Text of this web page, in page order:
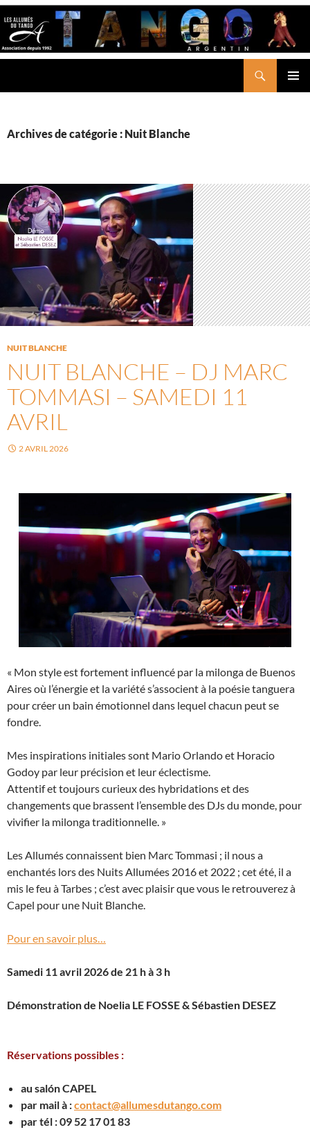
Aller
au
contenu
Archives de catégorie : Nuit Blanche
NUIT BLANCHE
NUIT BLANCHE – DJ MARC
TOMMASI – SAMEDI 11
AVRIL
2 AVRIL 2026
« Mon style est fortement influencé par la milonga de Buenos
Aires où l’énergie et la variété s’associent à la poésie tanguera
pour créer un bain émotionnel dans lequel chacun peut se
fondre.
Mes inspirations initiales sont Mario Orlando et Horacio
Godoy par leur précision et leur éclectisme.
Attentif et toujours curieux des hybridations et des
changements que brassent l’ensemble des DJs du monde, pour
vivifier la milonga traditionnelle. »
Les Allumés connaissent bien Marc Tommasi ; il nous a
enchantés lors des Nuits Allumées 2016 et 2022 ; cet été, il a
mis le feu à Tarbes ; c’est avec plaisir que vous le retrouverez à
Capel pour une Nuit Blanche.
Pour en savoir plus…
Samedi 11 avril 2026 de 21 h à 3 h
Démonstration de Noelia LE FOSSE & Sébastien DESEZ
Réservations possibles :
au salón CAPEL
par mail à :contact@allumesdutango.com
par tél : 09 52 17 01 83